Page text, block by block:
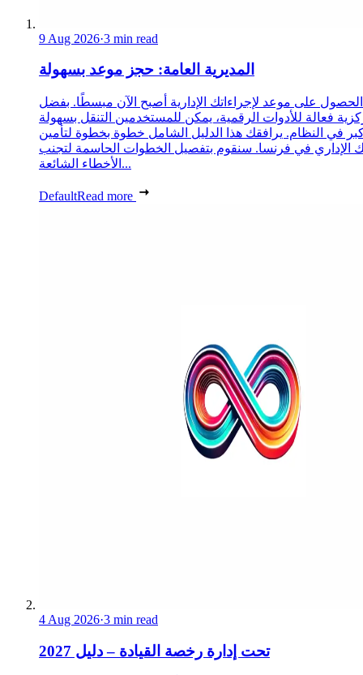
9 Aug 2026·3 min read
المديرية العامة: حجز موعد بسهولة
الحصول على موعد لإجراءاتك الإدارية أصبح الآن مبسطًا. بفضل
فعالة للأدوات الرقمية، يمكن للمستخدمين التنقل بسهولة
في النظام. يرافقك هذا الدليل الشامل خطوة بخطوة لتأمين
الإداري في فرنسا. سنقوم بتفصيل الخطوات الحاسمة لتجنب
الأخطاء الشائعة...
DefaultRead more
4 Aug 2026·3 min read
تحت إدارة رخصة القيادة – دليل 2027